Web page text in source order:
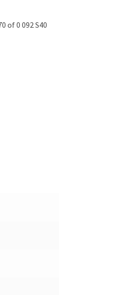
of 0 092 S40